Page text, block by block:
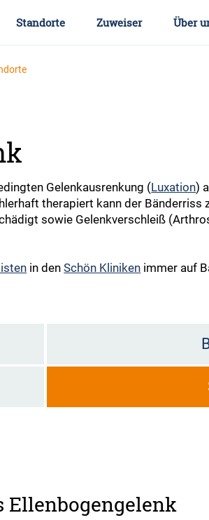
Standorte Zuweiser Über
Gelenkausrenkung (Luxation)
therapiert kann der Bänderriss
sowie Gelenkverschleiß
in denSchön Kliniken immer auf